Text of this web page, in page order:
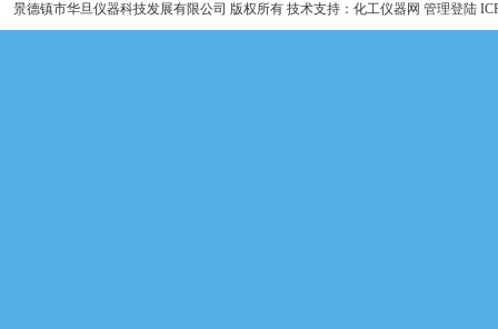
景德镇市华旦仪器科技发展有限公司 版权所有 技术支持：化工仪器网 管理登陆